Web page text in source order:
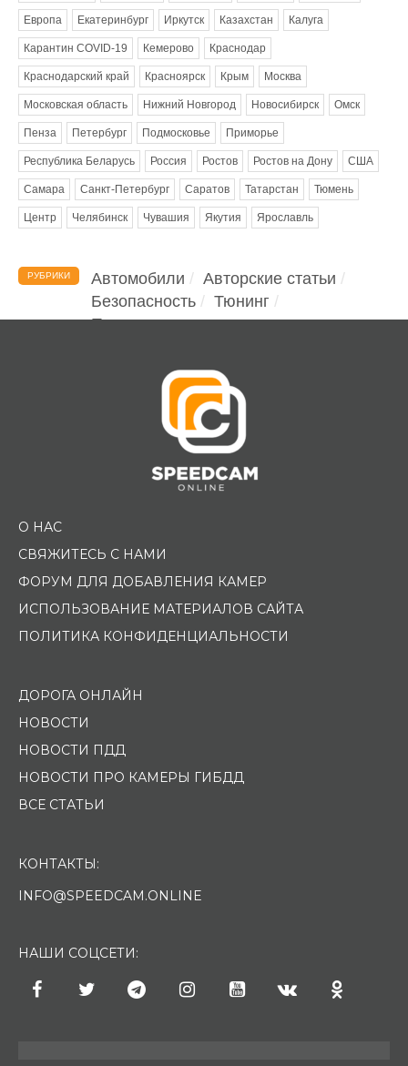
Европа Екатеринбург Иркутск Казахстан Калуга
Карантин COVID-19 Кемерово Краснодар
Краснодарский край Красноярск Крым Москва
Московская область Нижний Новгород Новосибирск Омск
Пенза Петербург Подмосковье Приморье
Республика Беларусь Россия Ростов Ростов на Дону США
Самара Санкт-Петербург Саратов Татарстан Тюмень
Центр Челябинск Чувашия Якутия Ярославль
РУБРИКИ Автомобили
Авторские статьи
Безопасность
Тюнинг
Помощь водителю
О НАС
СВЯЖИТЕСЬ С НАМИ
ФОРУМ ДЛЯ ДОБАВЛЕНИЯ КАМЕР
ИСПОЛЬЗОВАНИЕ МАТЕРИАЛОВ САЙТА
ПОЛИТИКА КОНФИДЕНЦИАЛЬНОСТИ
ДОРОГА ОНЛАЙН
НОВОСТИ
НОВОСТИ ПДД
НОВОСТИ ПРО КАМЕРЫ ГИБДД
ВСЕ СТАТЬИ
КОНТАКТЫ:
INFO@SPEEDCAM.ONLINE
НАШИ СОЦСЕТИ: